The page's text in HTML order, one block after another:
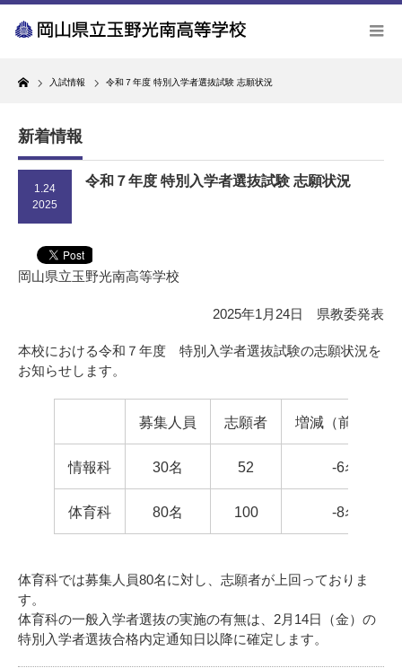
Home
入試情報 令和７年度 特別入学者選抜試験 志願状況
新着情報
1.24
2025
令和７年度 特別入学者選抜試験 志願状況
岡山県立玉野光南高等学校
2025年1月24日 県教委発表
本校における令和７年度 特別入学者選抜試験の志願状況を
お知らせします。
募集人員 志願者 増減（前年比）
情報科 30名 52 -6名
体育科 80名 100 -8名
体育科では募集人員80名に対し、志願者が上回っておりま
す。
体育科の一般入学者選抜の実施の有無は、2月14日（金）の
特別入学者選抜合格内定通知日以降に確定します。